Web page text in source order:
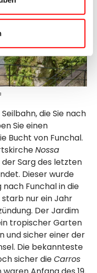
die Sie nach
Sie einen
Bucht von Funchal.
Nossa
der Sarg des letzten
Dieser wurde
Funchal in die
nur ein Jahr
Der Jardim
tropischer Garten
und sicher einer der
Die bekannteste
sicher dieCarros